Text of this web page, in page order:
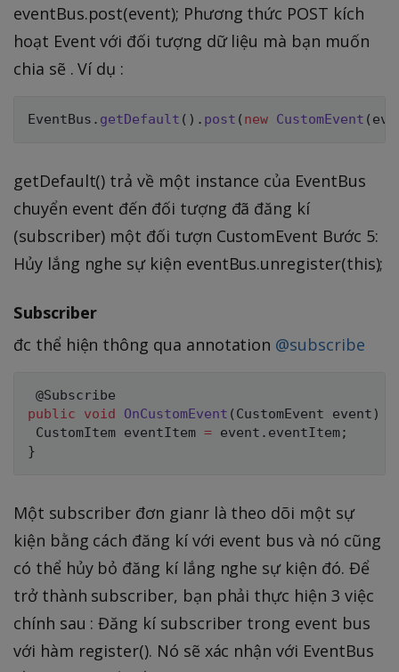
eventBus.post(event); Phương thức POST kích
hoạt Event với đối tượng dữ liệu mà bạn muốn
chia sẽ . Ví dụ :
EventBus . getDefault ( ) . post ( new CustomEvent (
getDefault() trả về một instance của EventBus
chuyển event đến đối tượng đã đăng kí
(subscriber) một đối tượn CustomEvent Bước 5:
Hủy lắng nghe sự kiện eventBus.unregister(this);
Subscriber
đc thể hiện thông qua annotation @subscribe
public
void OnCustomEvent ( CustomEvent event )
CustomItem eventItem = event . eventItem;
}
Một subscriber đơn gianr là theo dõi một sự
kiện bằng cách đăng kí với event bus và nó cũng
có thể hủy bỏ đăng kí lắng nghe sự kiện đó. Để
trở thành subscriber, bạn phải thực hiện 3 việc
chính sau : Đăng kí subscriber trong event bus
với hàm register(). Nó sẽ xác nhận với EventBus